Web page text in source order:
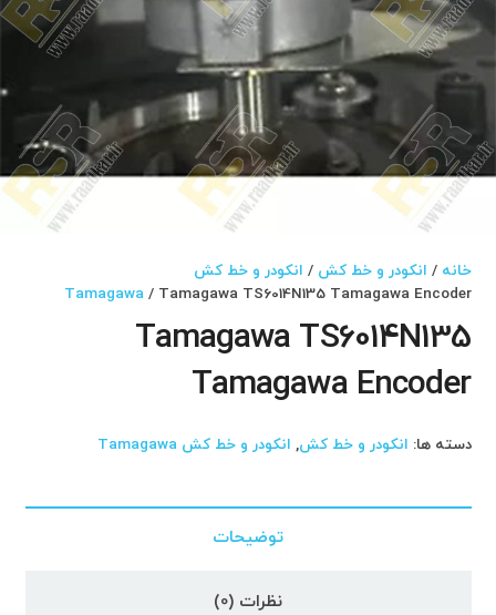
خانه / انکودر و خط کش / انکودر و خط کش
Tamagawa/ Tamagawa TS6014N135 Tamagawa Encoder
Tamagawa TS6014N135
Tamagawa Encoder
دسته ها: انکودر و خط کش, انکودر و خط کش Tamagawa
توضیحات
نظرات (0)